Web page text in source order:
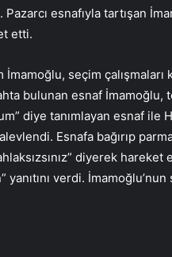
esnafıyla tartışan
etti.
seçim çalışmaları
bulunan esnaf İmamoğlu,
diye tanımlayan esnaf ile
Esnafa bağırıp
diyerek
verdi.